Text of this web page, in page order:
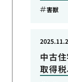
害獣
中古
取得